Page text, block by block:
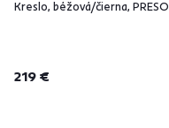
Kreslo, béžová/čierna, PRESO
219 €